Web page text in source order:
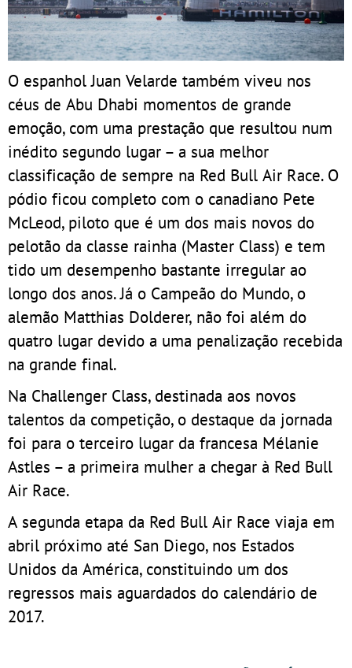
O espanhol Juan Velarde também viveu nos
céus de Abu Dhabi momentos de grande
emoção, com uma prestação que resultou num
inédito segundo lugar – a sua melhor
classificação de sempre na Red Bull Air Race. O
pódio ficou completo com o canadiano Pete
McLeod, piloto que é um dos mais novos do
pelotão da classe rainha (Master Class) e tem
tido um desempenho bastante irregular ao
longo dos anos. Já o Campeão do Mundo, o
alemão Matthias Dolderer, não foi além do
quatro lugar devido a uma penalização recebida
na grande final.
Na Challenger Class, destinada aos novos
talentos da competição, o destaque da jornada
foi para o terceiro lugar da francesa Mélanie
Astles – a primeira mulher a chegar à Red Bull
Air Race.
A segunda etapa da Red Bull Air Race viaja em
abril próximo até San Diego, nos Estados
Unidos da América, constituindo um dos
regressos mais aguardados do calendário de
2017.